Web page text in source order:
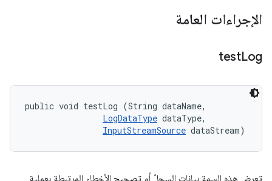
الإجراءات العامة
testLog
public void testLog (String dataName,
LogDataType dataType,
InputStreamSource dataStream)
تعرض هذه السمة بيانات السجلّ أو تصحيح الأخطاء المرتبطة بعملية